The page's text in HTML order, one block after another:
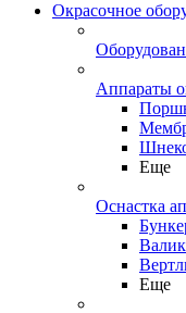
Окрасочное
Аппараты
Еще
Оснастка
Еще